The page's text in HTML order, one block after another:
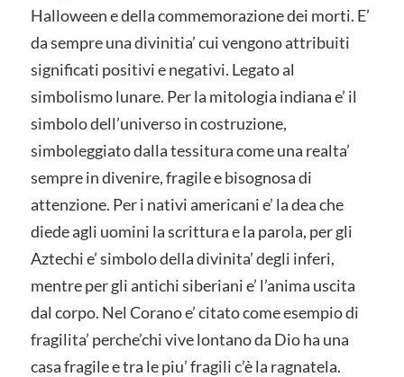
Halloween e della commemorazione dei morti. E’
da sempre una divinitia’ cui vengono attribuiti
significati positivi e negativi. Legato al
simbolismo lunare. Per la mitologia indiana e’ il
simbolo dell’universo in costruzione,
simboleggiato dalla tessitura come una realta’
sempre in divenire, fragile e bisognosa di
attenzione. Per i nativi americani e’ la dea che
diede agli uomini la scrittura e la parola, per gli
Aztechi e’ simbolo della divinita’ degli inferi,
mentre per gli antichi siberiani e’ l’anima uscita
dal corpo. Nel Corano e’ citato come esempio di
fragilita’ perche’chi vive lontano da Dio ha una
casa fragile e tra le piu’ fragili c’è la ragnatela.